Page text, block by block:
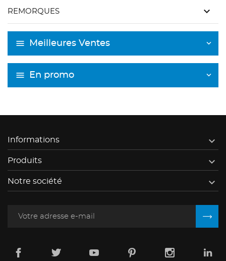
REMORQUES keyboard_arrow_down
Meilleures Ventes
En promo
Informations 
Produits 
Notre société 